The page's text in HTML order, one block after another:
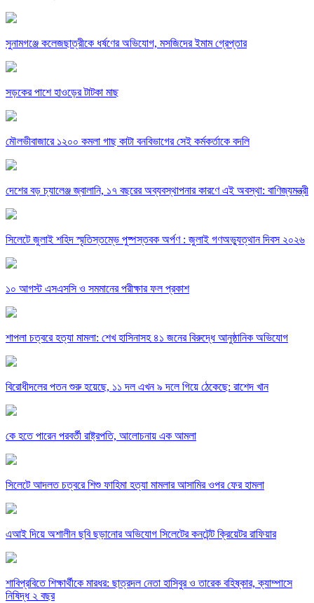
সুনামগঞ্জে কলেজছাত্রীকে ধর্ষণের অভিযোগ, মসজিদের ইমাম গ্রেপ্তার
সড়কের পাশে হাওড়ের টাটকা মাছ
মৌলভীবাজারে ১২০০ কমলা গাছ কাটা বনবিভাগের সেই কর্মকর্তাকে বদলি
দেশের বড় চ্যালেঞ্জ জ্বালানি, ১৭ বছরের অব্যবস্থাপনার কারণে এই অবস্থা: বাণিজ্যমন্ত্রী
সিলেটে জুলাই শহিদ স্মৃতিস্তম্ভে পুষ্পস্তবক অর্পণ : জুলাই গণঅভ্যুত্থান দিবস ২০২৬
১০ আগস্ট এসএসসি ও সমমানের পরীক্ষার ফল প্রকাশ
শাপলা চত্বরে হত্যা মামলা: শেখ হাসিনাসহ ৪১ জনের বিরুদ্ধে আনুষ্ঠানিক অভিযোগ
বিরোধীদলের পতন শুরু হয়েছে, ১১ দল এখন ৯ দলে গিয়ে ঠেকেছে: রাশেদ খান
কে হতে পারেন পরবর্তী রাষ্ট্রপতি, আলোচনায় এক আমলা
সিলেটে আদলত চত্বরে শিশু ফাহিমা হত্যা মামলার আসামির ওপর ফের হামলা
এআই দিয়ে অশালীন ছবি ছড়ানোর অভিযোগ সিলেটের কনটেন্ট ক্রিয়েটর রাফিয়ার
শাবিপ্রবিতে শিক্ষার্থীকে মারধর: ছাত্রদল নেতা হাসিবুর ও তারেক বহিষ্কার, ক্যাম্পাসে
নিষিদ্ধ ২ বছর